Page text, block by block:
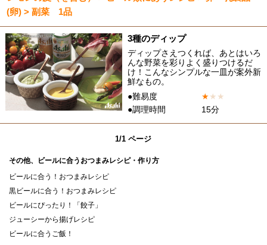
(卵) > 副菜 1品
3種のディップ
ディップさえつくれば、あとはいろ
んな野菜を彩りよく盛りつけるだ
け！こんなシンプルな一皿が案外新
鮮なもの。
●難易度
★★ ★
●調理時間
15分
1/1 ページ
その他、ビールに合うおつまみレシピ・作り方
ビールに合う！おつまみレシピ
黒ビールに合う！おつまみレシピ
ビールにぴったり！「餃子」
ジューシーから揚げレシピ
ビールに合うご飯！